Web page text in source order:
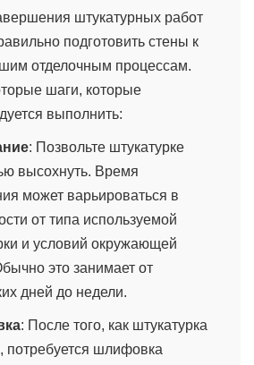
штукатурных работ
подготовить стены к
отделочным процессам.
шаги, которые
выполнить:
: Позвольте штукатурке
высохнуть. Время
может варьироваться в
от типа используемой
и условий окружающей
это занимает от
дней до недели.
: После того, как штукатурка
потребуется шлифовка